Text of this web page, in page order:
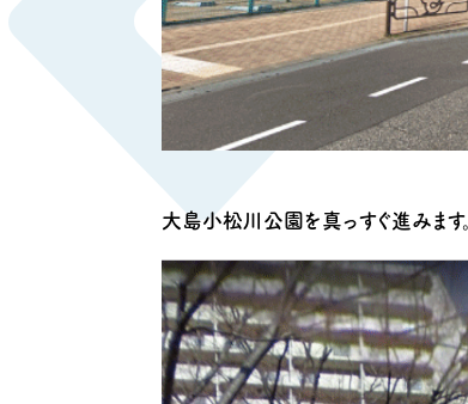
大島小松川公園を真っすぐ進みます。